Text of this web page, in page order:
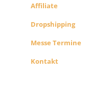
Affiliate
Dropshipping
Messe Termine
Kontakt